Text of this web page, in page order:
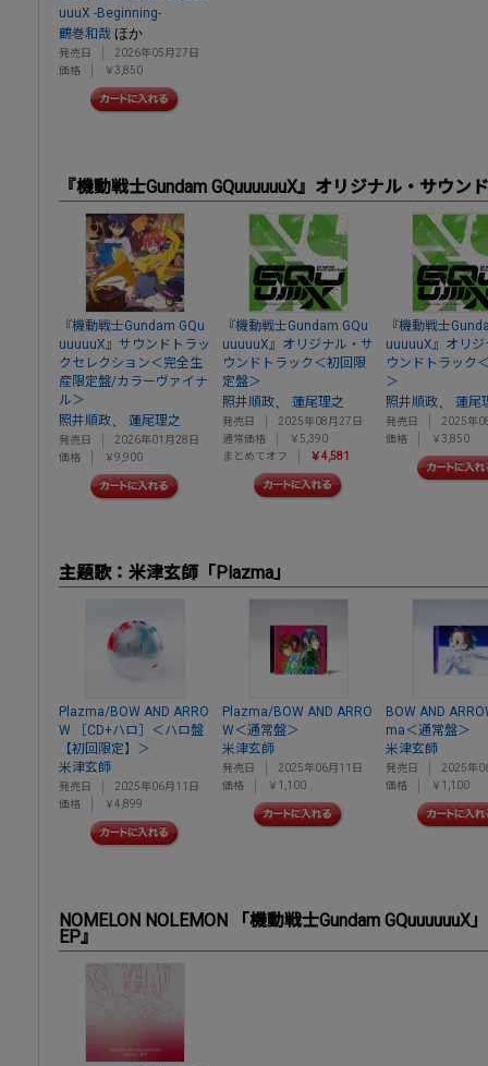
uuuX -Beginning-
鶴巻和哉 ほか
発売日
2026年05月27日
価格
￥3,850
『機動戦士Gundam GQuuuuuuX』オリジナル・サウン
『機動戦士Gundam GQu
uuuuuX』サウンドトラッ
クセレクション＜完全生
産限定盤/カラーヴァイナ
ル＞
照井順政
蓮尾理之
発売日
2026年01月28日
価格
￥9,900
『機動戦士Gundam GQu
uuuuuX』オリジナル・サ
ウンドトラック＜初回限
定盤＞
照井順政
蓮尾理之
発売日
2025年08月27日
通常価格
￥5,390
まとめてオフ
￥4,581
『機動戦士
uuuuuX』オリジ
ウンドトラック
＞
照井順政
蓮尾
発売日
2025年
価格
￥3,850
主題歌：米津玄師「Plazma」
Plazma/BOW AND ARRO
W ［CD+ハロ］＜ハロ盤
【初回限定】＞
米津玄師
発売日
2025年06月11日
価格
￥4,899
Plazma/BOW AND ARRO
W＜通常盤＞
米津玄師
発売日
2025年06月11日
価格
￥1,100
BOW AND
ma＜通常盤＞
米津玄師
発売日
2025年
価格
￥1,100
NOMELON NOLEMON 「機動戦士Gundam GQuuuuuuX
EP』